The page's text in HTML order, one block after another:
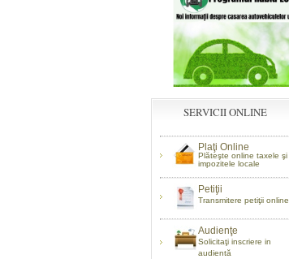
SERVICII ONLINE
Plaţi Online
Plăteşte online taxele şi
impozitele locale
Petiţii
Transmitere petiţii online
Audienţe
Solicitaţi inscriere in
audientă